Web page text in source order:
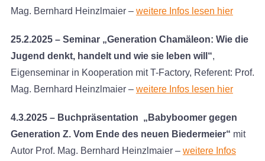
Mag. Bernhard Heinzlmaier – weitere Infos lesen hier
25.2.2025 – Seminar „Generation Chamäleon: Wie die
Jugend denkt, handelt und wie sie leben will“,
Eigenseminar in Kooperation mit T-Factory, Referent: Prof.
Mag. Bernhard Heinzlmaier – weitere Infos lesen hier
4.3.2025 – Buchpräsentation „Babyboomer gegen
Generation Z. Vom Ende des neuen Biedermeier“ mit
Autor Prof. Mag. Bernhard Heinzlmaier – weitere Infos